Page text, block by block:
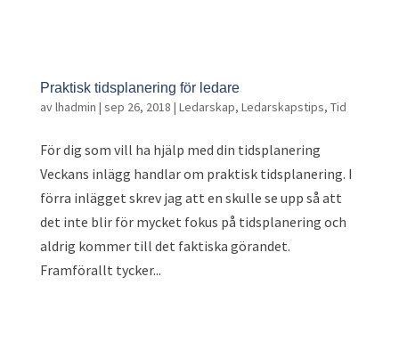
Praktisk tidsplanering för ledare
avlhadmin | sep 26, 2018 | Ledarskap, Ledarskapstips, Tid
För dig som vill ha hjälp med din tidsplanering
Veckans inlägg handlar om praktisk tidsplanering. I
förra inlägget skrev jag att en skulle se upp så att
det inte blir för mycket fokus på tidsplanering och
aldrig kommer till det faktiska görandet.
Framförallt tycker...